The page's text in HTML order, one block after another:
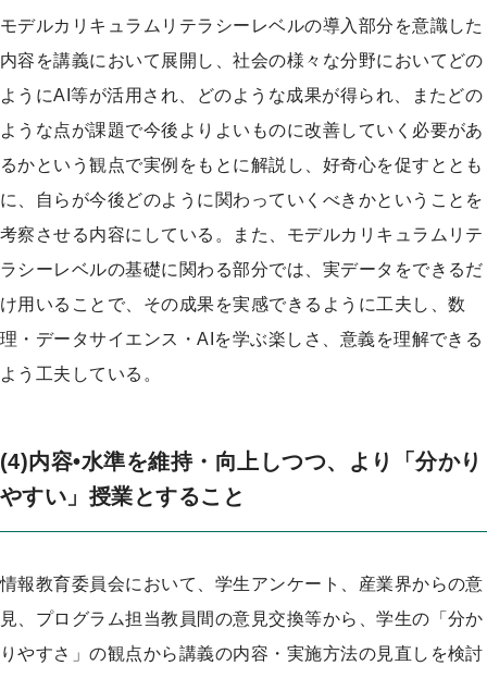
モデルカリキュラムリテラシーレベルの導入部分を意識した
内容を講義において展開し、社会の様々な分野においてどの
ようにAI等が活用され、どのような成果が得られ、またどの
ような点が課題で今後よりよいものに改善していく必要があ
るかという観点で実例をもとに解説し、好奇心を促すととも
に、自らが今後どのように関わっていくべきかということを
考察させる内容にしている。また、モデルカリキュラムリテ
ラシーレベルの基礎に関わる部分では、実データをできるだ
け用いることで、その成果を実感できるように工夫し、数
理・データサイエンス・AIを学ぶ楽しさ、意義を理解できる
よう工夫している。
(4)内容•水準を維持・向上しつつ、より「分かり
やすい」授業とすること
情報教育委員会において、学生アンケート、産業界からの意
見、プログラム担当教員間の意見交換等から、学生の「分か
りやすさ」の観点から講義の内容・実施方法の見直しを検討